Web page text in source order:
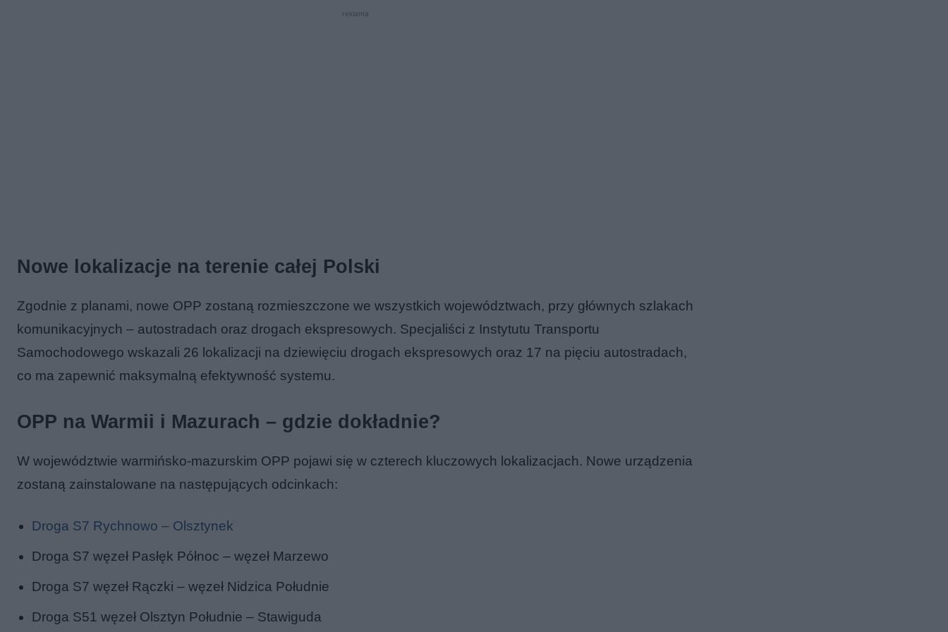
reklama
Nowe lokalizacje na terenie całej Polski
Zgodnie z planami, nowe OPP zostaną rozmieszczone we wszystkich województwach, przy głównych szlakach
komunikacyjnych – autostradach oraz drogach ekspresowych. Specjaliści z Instytutu Transportu
Samochodowego wskazali 26 lokalizacji na dziewięciu drogach ekspresowych oraz 17 na pięciu autostradach,
co ma zapewnić maksymalną efektywność systemu.
OPP na Warmii i Mazurach – gdzie dokładnie?
W województwie warmińsko-mazurskim OPP pojawi się w czterech kluczowych lokalizacjach. Nowe urządzenia
zostaną zainstalowane na następujących odcinkach:
Droga S7 Rychnowo – Olsztynek
Droga S7 węzeł Pasłęk Północ – węzeł Marzewo
Droga S7 węzeł Rączki – węzeł Nidzica Południe
Droga S51 węzeł Olsztyn Południe – Stawiguda